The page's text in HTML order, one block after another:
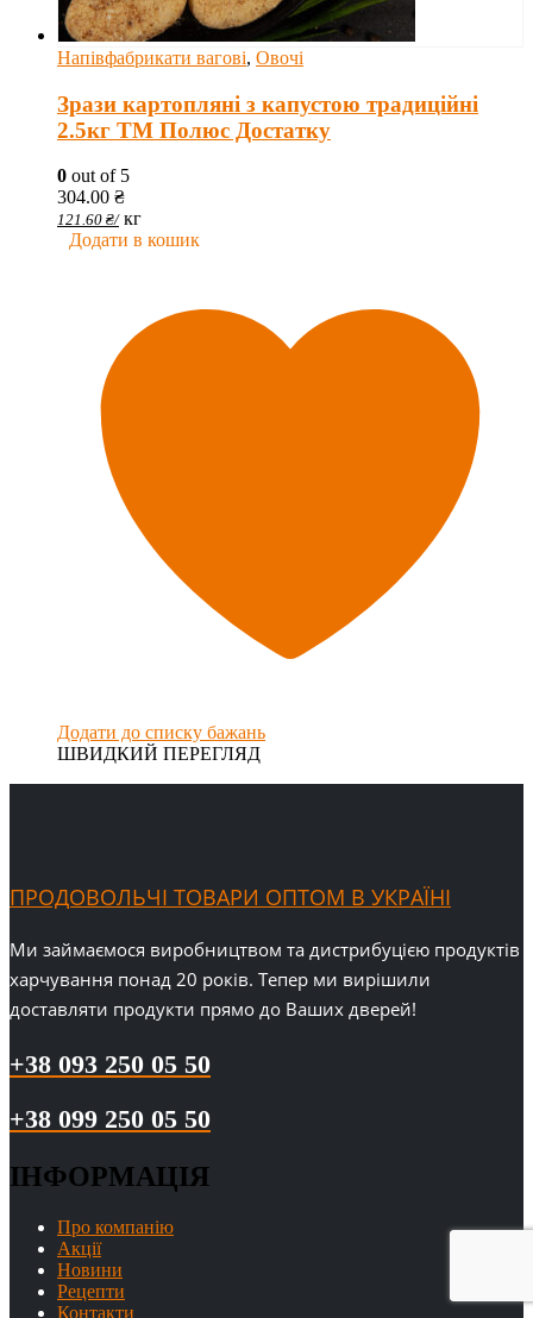
Напівфабрикати вагові, Овочі
Зрази картопляні з капустою традиційні
2.5кг ТМ Полюс Достатку
0 out of 5
304.00 ₴
121.60 ₴/ кг
Додати в кошик
Додати до списку бажань
ШВИДКИЙ ПЕРЕГЛЯД
ПРОДОВОЛЬЧІ ТОВАРИ ОПТОМ В УКРАЇНІ
Ми займаємося виробництвом та дистрибуцією продуктів
харчування понад 20 років. Тепер ми вирішили
доставляти продукти прямо до Ваших дверей!
+38 093 250 05 50
+38 099 250 05 50
ІНФОРМАЦІЯ
Про компанію
Акції
Новини
Рецепти
Контакти